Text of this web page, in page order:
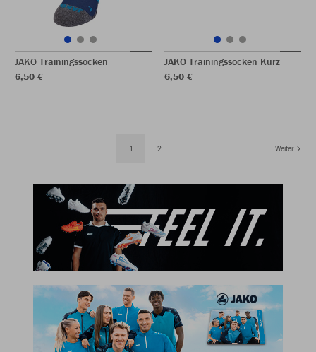
JAKO Trainingssocken
6,50 €
JAKO Trainingssocken Kurz
6,50 €
1 2 Weiter